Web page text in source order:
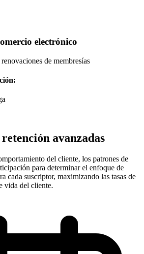
electrónico
de membresías
avanzadas
del cliente, los patrones de
para determinar el enfoque de
cada suscriptor, maximizando las tasas de
vida del cliente.